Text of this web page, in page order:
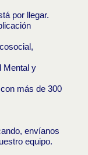
por llegar.
Mental y
más de 300
envíanos
equipo.